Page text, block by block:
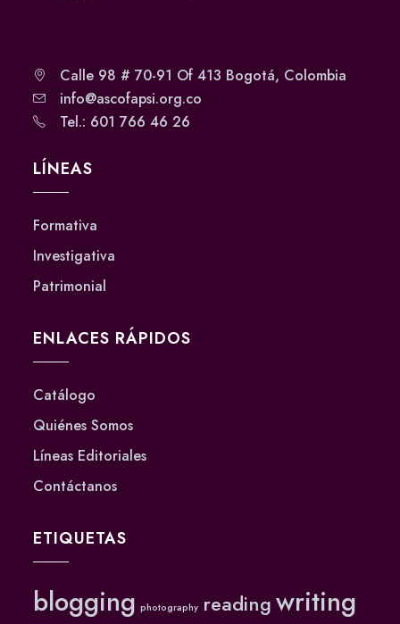
Calle 98 # 70-91 Of 413 Bogotá, Colombia
info@ascofapsi.org.co
Tel.: 601 766 46 26
LÍNEAS
Formativa
Investigativa
Patrimonial
ENLACES RÁPIDOS
Catálogo
Quiénes Somos
Líneas Editoriales
Contáctanos
ETIQUETAS
blogging photography reading writing